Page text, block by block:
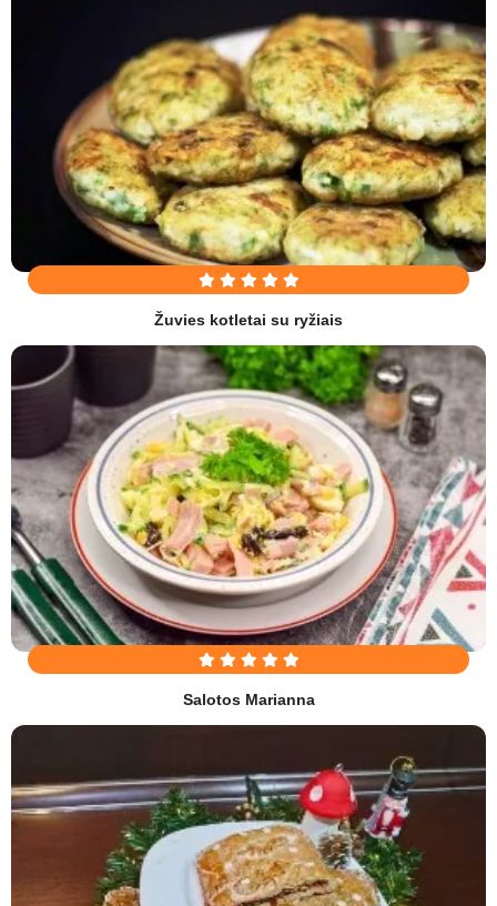
Žuvies kotletai su ryžiais
Salotos Marianna